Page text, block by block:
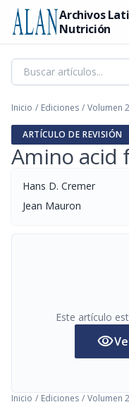
Archivos
Nutrición
Inicio / Ediciones / Volumen
ARTÍCULO DE REVISIÓN
Amino acid
Hans D. Cremer
Jean Mauron
Este artículo
visibility
Inicio / Ediciones / Volumen